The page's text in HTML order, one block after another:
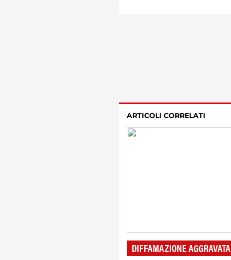
ARTICOLI CORRELATI
DIFFAMAZIONE AGGRAVATA